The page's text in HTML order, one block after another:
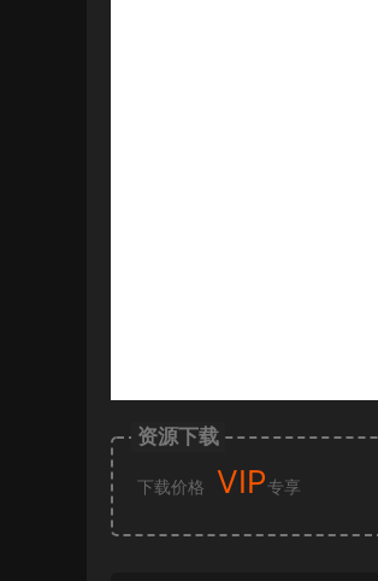
资源下载
下载价格 VIP专享